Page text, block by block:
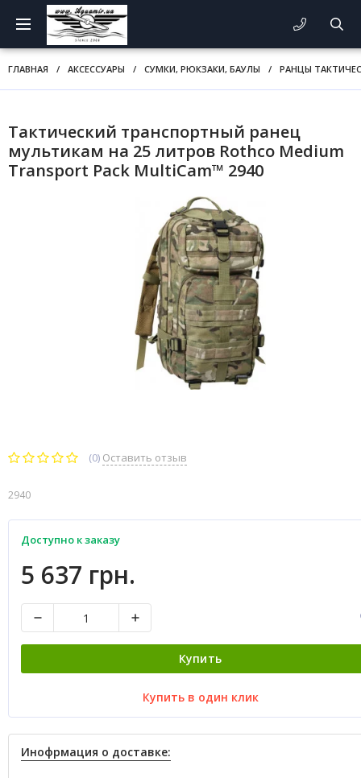
ГЛАВНАЯ / АКСЕССУАРЫ / СУМКИ, РЮКЗАКИ, БАУЛЫ / РАНЦЫ
Тактический транспортный ранец
мультикам на 25 литров Rothco Medium
Transport Pack MultiCam™ 2940
(0) Оставить отзыв
2940
Доступно к заказу
5 637 грн.
Купить
Купить в один клик
Инофрмация о доставке: